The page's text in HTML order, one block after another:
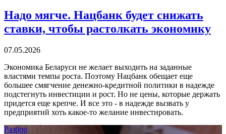
Надо мягче. Нацбанк будет снижать
ставки, чтобы растолкать экономику
07.05.2026
Экономика Беларуси не желает выходить на заданные
властями темпы роста. Поэтому Нацбанк обещает еще
большее смягчение денежно-кредитной политики в надежде
подстегнуть инвестиции и рост. Но не цены, которые держать
придется еще крепче. И все это - в надежде вызвать у
предприятий хоть какое-то желание инвестировать.
Разбор